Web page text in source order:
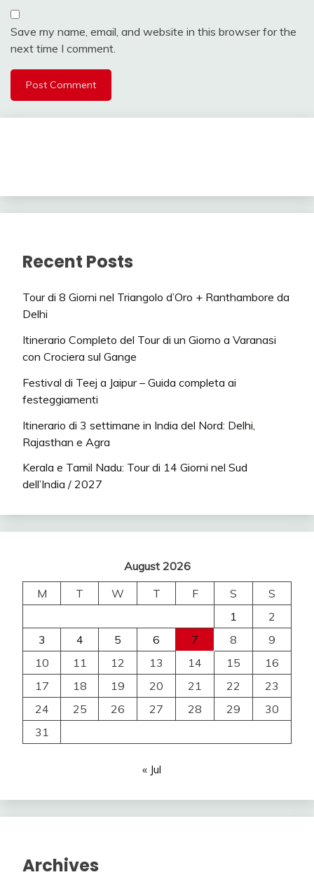
Save my name, email, and website in this browser for the
next time I comment.
Recent Posts
Tour di 8 Giorni nel Triangolo d’Oro + Ranthambore da
Delhi
Itinerario Completo del Tour di un Giorno a Varanasi
con Crociera sul Gange
Festival di Teej a Jaipur – Guida completa ai
festeggiamenti
Itinerario di 3 settimane in India del Nord: Delhi,
Rajasthan e Agra
Kerala e Tamil Nadu: Tour di 14 Giorni nel Sud
dell’India / 2027
August 2026
M
T W T F S
S
1
2
3
4 5 6 7 8
9
10
11 12 13 14 15
16
17
18 19 20 21 22
23
24
25 26 27 28 29
30
31
« Jul
Archives